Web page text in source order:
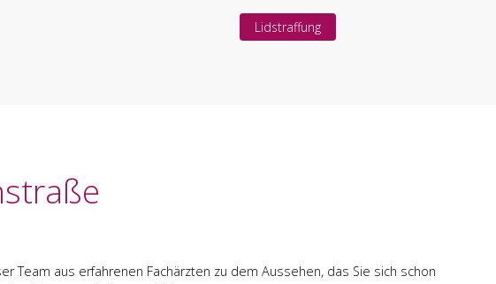
Lidstraffung
Team aus erfahrenen Fachärzten zu dem Aussehen, das Sie sich schon